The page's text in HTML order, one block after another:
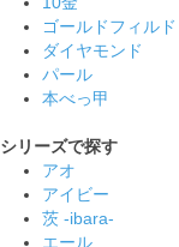
ゴールドフィルド
ダイヤモンド
パール
本べっ甲
シリーズで探す
アオ
アイビー
茨 -ibara-
エール